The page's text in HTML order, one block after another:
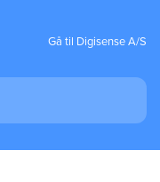
Gå til Digisense A/S